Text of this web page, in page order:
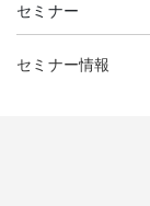
セミナー
セミナー情報